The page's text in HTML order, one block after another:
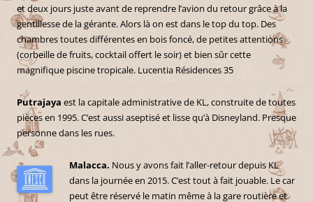
et deux jours juste avant de reprendre l’avion du retour grâce à la
gentillesse de la gérante. Alors là on est dans le top du top. Des
chambres toutes différentes en bois foncé, de petites attentions
(corbeille de fruits, cocktail offert le soir) et bien sûr cette
magnifique piscine tropicale. Lucentia Résidences 35
Putrajaya est la capitale administrative de KL, construite de toutes
pièces en 1995. C’est aussi aseptisé et lisse qu’à Disneyland. Presque
personne dans les rues.
Malacca. Nous y avons fait l’aller-retour depuis KL
dans la journée en 2015. C’est tout à fait jouable. Le car
peut être réservé le matin même à la gare routière et